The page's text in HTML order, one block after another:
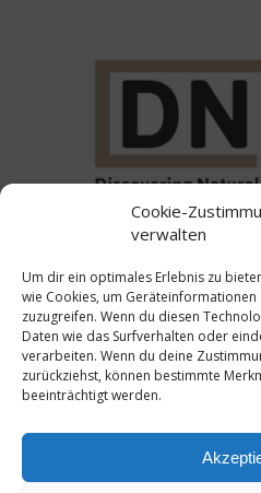
Cookie-
verwalten
Um dir ein optimales Erlebnis zu
wie Cookies, um
zuzugreifen. Wenn du diesen
Daten wie das Surfverhalten oder
verarbeiten. Wenn du deine
zurückziehst, können bestimmte
beeinträchtigt werden.
RAS Connecting People &
in 94469 Deggendorf
Buchhaltung: Deggenauer Str.
Phone 0991/ 408 663 80
Mobil0176/ 2084 7175
info@ras-cpp.de
Cookie-